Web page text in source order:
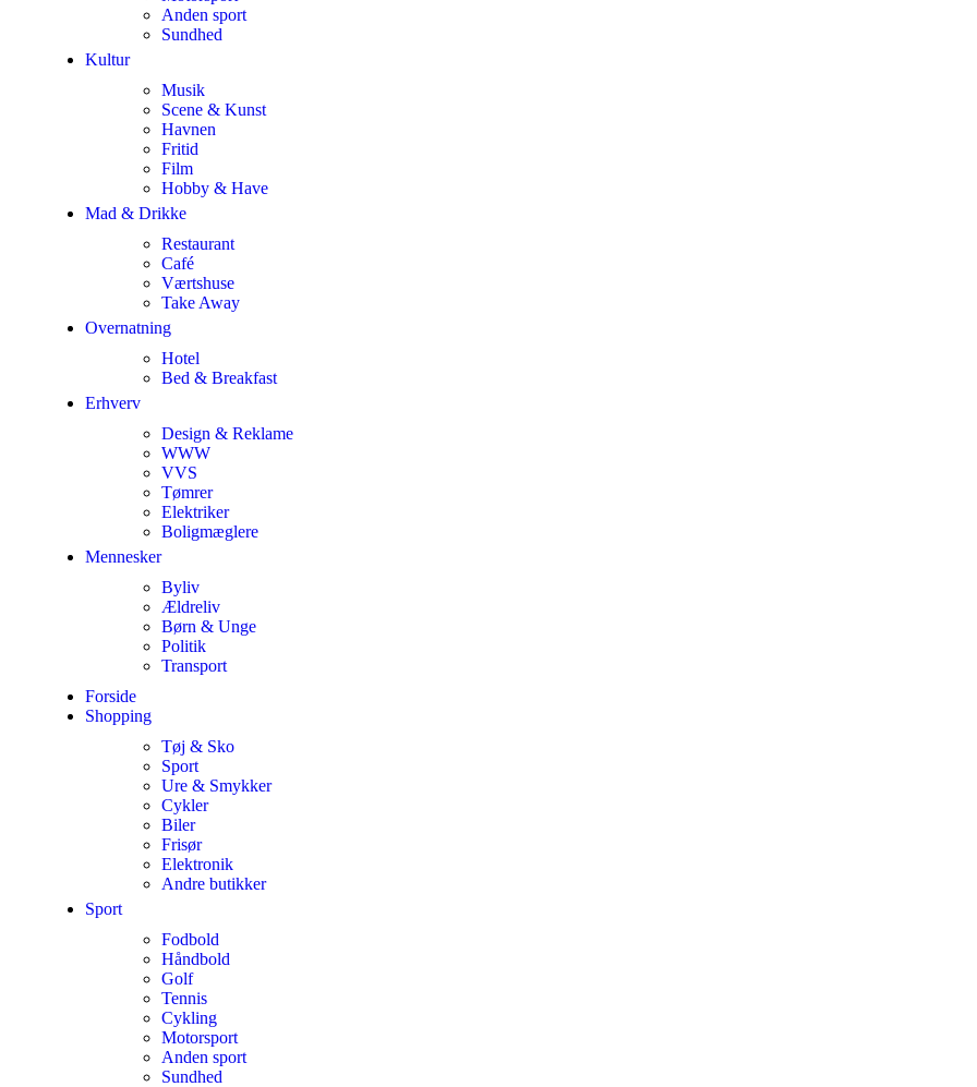
Anden sport
Sundhed
Kultur
Musik
Scene & Kunst
Havnen
Fritid
Film
Hobby & Have
Mad & Drikke
Restaurant
Café
Værtshuse
Take Away
Overnatning
Hotel
Bed & Breakfast
Erhverv
Design & Reklame
WWW
VVS
Tømrer
Elektriker
Boligmæglere
Mennesker
Byliv
Ældreliv
Børn & Unge
Politik
Transport
Forside
Shopping
Tøj & Sko
Sport
Ure & Smykker
Cykler
Biler
Frisør
Elektronik
Andre butikker
Sport
Fodbold
Håndbold
Golf
Tennis
Cykling
Motorsport
Anden sport
Sundhed